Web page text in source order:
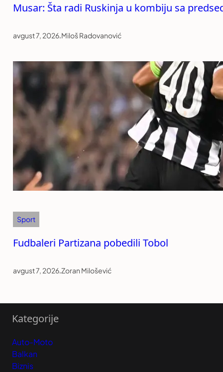
Musar: Šta radi Ruskinja u kombiju sa
avgust 7, 2026.Miloš Radovanović
Sport
Fudbaleri Partizana pobedili Tobol
avgust 7, 2026.Zoran Milošević
Kategorije
Auto-Moto
Balkan
Biznis